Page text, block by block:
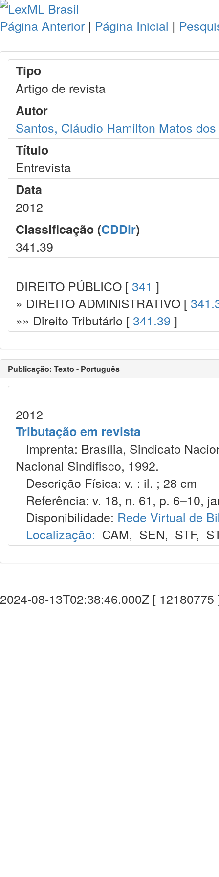
Página Anterior | Página Inicial |
Tipo
Artigo de revista
Autor
Santos, Cláudio Hamilton Matos dos
Título
Entrevista
Data
2012
Classificação (CDDir)
341.39
DIREITO PÚBLICO [ 341 ]
» DIREITO ADMINISTRATIVO [
»» Direito Tributário [ 341.39 ]
Publicação: Texto - Português
2012
Tributação em revista
Imprenta: Brasília, Sindicato
Nacional Sindifisco, 1992.
Descrição Física: v. : il. ; 28 cm
Referência: v. 18, n. 61, p. 6–10,
Disponibilidade: Rede Virtual de
Localização: CAM, SEN, STF,
2024-08-13T02:38:46.000Z [ 12180775